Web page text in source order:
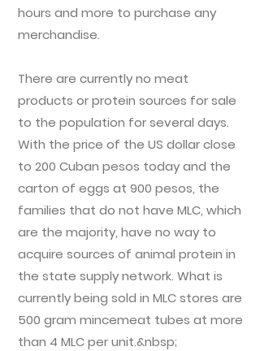
hours and more to purchase any
merchandise.
There are currently no meat
products or protein sources for sale
to the population for several days.
With the price of the US dollar close
to 200 Cuban pesos today and the
carton of eggs at 900 pesos, the
families that do not have MLC, which
are the majority, have no way to
acquire sources of animal protein in
the state supply network. What is
currently being sold in MLC stores are
500 gram mincemeat tubes at more
than 4 MLC per unit.&nbsp;